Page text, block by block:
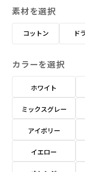
素材を選択
コットン ド
カラーを選択
ホワイト
ミックスグレー
アイボリー
イエロー
入稿（AI／
購入時の案内に
入稿（AI／
］
弊社よりJPG画
返事を頂いた
デザイン依頼
名入れ［+999
文字のみの名入
名入れ（要画
飾る場所に対し
感じる場合や、
ちらです。
幅が15cm 狭く
す。
飾る場所に対し
感じる場合や、
ちらです。
幅が15cm 狭く
す。
上左チチと
右棒袋縫い
（上と右）
ハトメ四隅
ハトメ上4つ
（+1営業日）
（上のみ）
1本
文字の